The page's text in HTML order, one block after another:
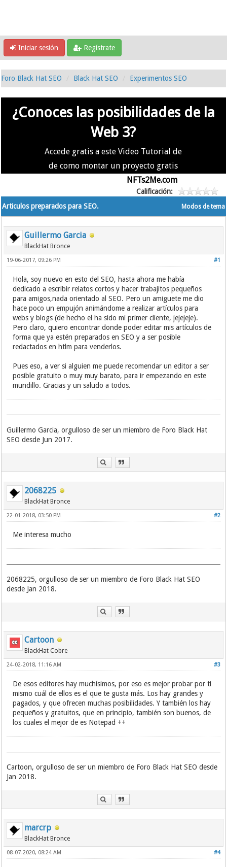
Iniciar sesión Regístrate
Foro Black Hat SEO Black Hat SEO Experimentos SEO
¿Conoces las posibilidades de la
Web 3?
Accede gratis a este Video Tutorial de
de como montar un proyecto gratis
NFTs2Me.com
Calificación:
Modos de tema
Articulos preparados para SEO.
Guillermo Garcia
BlackHat Bronce
#1
19-06-2017, 09:26 PM
Hola, soy nuevo en esto del SEO, hasta ahora me había
dedicado a escribir relatos cortos y hacer trabajitos pequeños
para amigos,nada orientado al SEO. Pero un amiguete me dio
hace poco un empujón animándome a realizar artículos para
webs y blogs (de hecho el ha sido mi primer cliente, jejejeje).
Pero claro, quiero encontrar donde poder editar mis artículos de
forma que ya estén preparados en SEO y a ser posible
redactados en htlm para venderlos.
Pues eso, a ver si alguien me puede recomendar un editor a ser
posible gratuito o muy muy barato, para ir empezando en este
mundillo. Gracias y un saludo a todos.
Guillermo Garcia, orgulloso de ser un miembro de Foro Black Hat
SEO desde Jun 2017.
2068225
BlackHat Bronce
#2
22-01-2018, 03:50 PM
Me interesa mucho
2068225, orgulloso de ser un miembro de Foro Black Hat SEO
desde Jan 2018.
Cartoon
BlackHat Cobre
#3
24-02-2018, 11:16 AM
De esos editores hay muchísimos, por eso es mejor probar por ti
mismo cuál de ellos es el que te gusta más. Los hay grandes y
pagados, y que ofrecen muchas posibilidades. Y también los hay
pequeños y gratuitos, que en principio, también son buenos, de
los cuales el mejor de es Notepad ++
Cartoon, orgulloso de ser un miembro de Foro Black Hat SEO desde
Jan 2018.
marcrp
BlackHat Bronce
#4
08-07-2020, 08:24 AM